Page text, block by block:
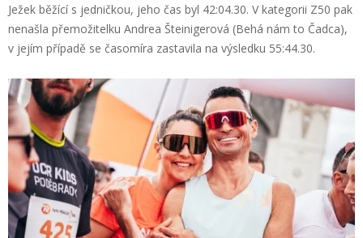
Ježek běžící s jedničkou, jeho čas byl 42:04.30. V kategorii Z50 pak
nenašla přemožitelku Andrea Šteinigerová (Behá nám to Čadca),
v jejím případě se časomíra zastavila na výsledku 55:44.30.